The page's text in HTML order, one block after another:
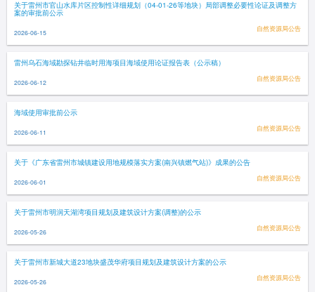
关于雷州市官山水库片区控制性详细规划（04-01-26等地块）局部调整必要性论证及调整方
案的审批前公示
2026-06-15 自然资源局公告
雷州乌石海域勘探钻井临时用海项目海域使用论证报告表（公示稿）
2026-06-12 自然资源局公告
海域使用审批前公示
2026-06-11 自然资源局公告
关于《广东省雷州市城镇建设用地规模落实方案(南兴镇燃气站)》成果的公告
2026-06-01 自然资源局公告
关于雷州市明润天湖湾项目规划及建筑设计方案(调整)的公示
2026-05-26 自然资源局公告
关于雷州市新城大道23地块盛茂华府项目规划及建筑设计方案的公示
2026-05-26 自然资源局公告